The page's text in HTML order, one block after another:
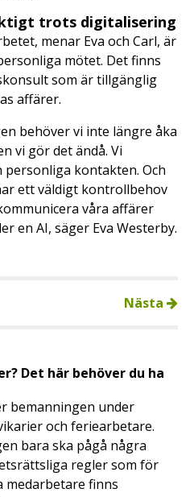
trots digitalisering
menar Eva och Carl, är
mötet. Det finns
som är tillgänglig
affärer.
behöver vi inte längre åka
vi gör det ändå. Vi
kontakten. Och
ett väldigt kontrollbehov
våra affärer
en AI, säger Eva Westerby.
Nästa
Det här behöver du ha
bemanningen under
och feriearbetare.
bara ska pågå några
regler som för
medarbetare finns